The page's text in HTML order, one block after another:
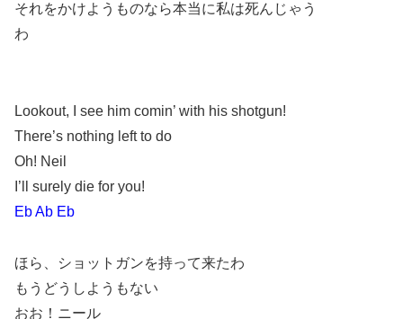
それをかけようものなら本当に私は死んじゃう
わ
Lookout, I see him comin’ with his shotgun!
There’s nothing left to do
Oh! Neil
I’ll surely die for you!
Eb Ab Eb
ほら、ショットガンを持って来たわ
もうどうしようもない
おお！ニール